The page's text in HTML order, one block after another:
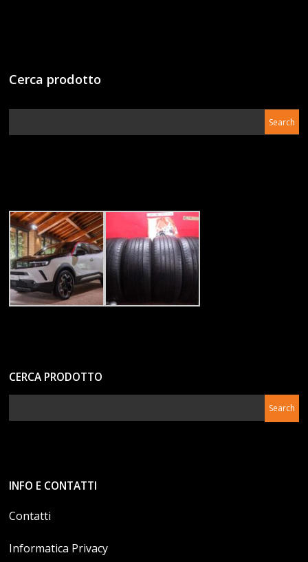
Cerca prodotto
CERCA PRODOTTO
INFO E CONTATTI
Contatti
Informatica Privacy